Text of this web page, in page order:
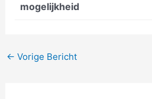
mogelijkheid
Bericht
← Vorige Bericht